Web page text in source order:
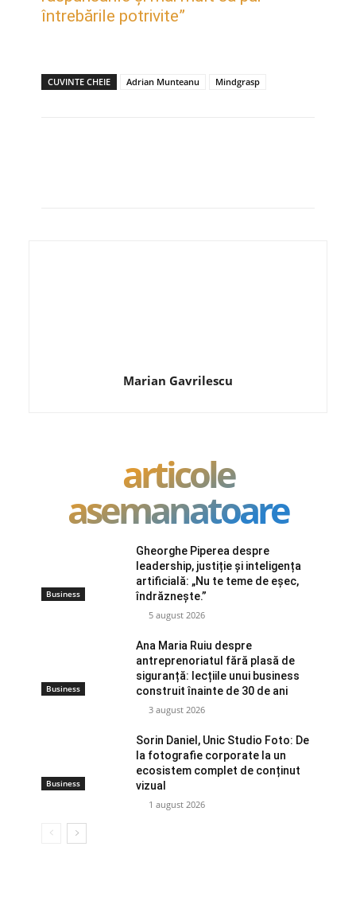
întrebările potrivite”
CUVINTE CHEIE Adrian Munteanu Mindgrasp
Marian Gavrilescu
articole
asemanatoare
Business
Gheorghe Piperea despre
leadership, justiție și inteligența
artificială: „Nu te teme de eșec,
îndrăznește.”
5 august 2026
Business
Ana Maria Ruiu despre
antreprenoriatul fără plasă de
siguranță: lecțiile unui business
construit înainte de 30 de ani
3 august 2026
Business
Sorin Daniel, Unic Studio Foto: De
la fotografie corporate la un
ecosistem complet de conținut
vizual
1 august 2026